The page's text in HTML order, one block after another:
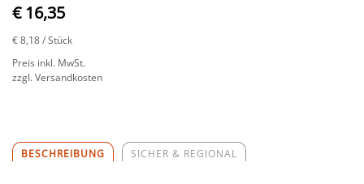
€ 16,35
€ 8,18/ Stück
Preis inkl. MwSt.
zzgl. Versandkosten
BESCHREIBUNG SICHER & REGIONAL